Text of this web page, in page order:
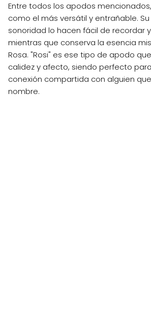
Entre todos los apodos
como el más versátil y entrañable.
sonoridad lo hacen fácil de recordar
mientras que conserva la esencia
Rosa. "Rosi" es ese tipo de apodo
calidez y afecto, siendo perfecto
conexión compartida con alguien
nombre.